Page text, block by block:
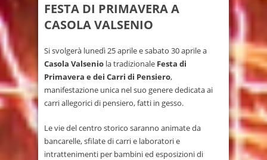
FESTA DI PRIMAVERA A
CASOLA VALSENIO
Si svolgerà lunedì 25 aprile e sabato 30 aprile a
Casola Valsenio la tradizionale Festa di
Primavera e dei Carri di Pensiero,
manifestazione unica nel suo genere dedicata ai
carri allegorici di pensiero, fatti in gesso.
Le vie del centro storico saranno animate da
bancarelle, sfilate di carri e laboratori e
intrattenimenti per bambini ed esposizioni di